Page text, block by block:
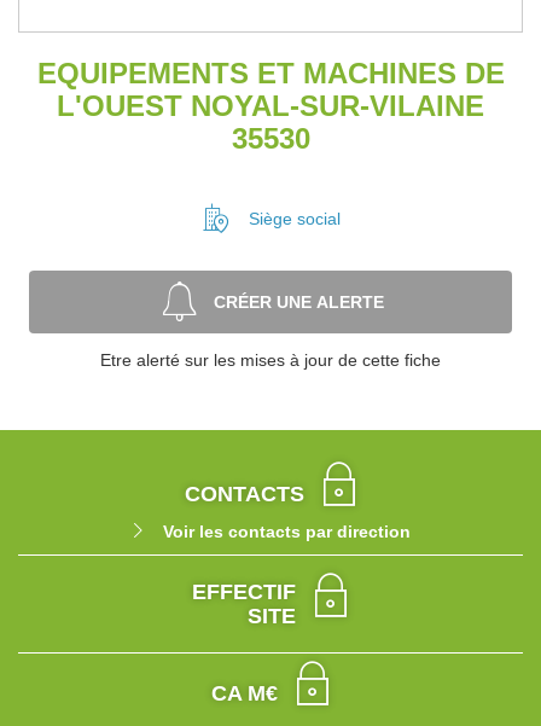
EQUIPEMENTS ET MACHINES DE
L'OUEST NOYAL-SUR-VILAINE
35530
Siège social
CRÉER UNE ALERTE
Etre alerté sur les mises à jour de cette fiche
CONTACTS
Voir les contacts par direction
EFFECTIF
SITE
CA M€